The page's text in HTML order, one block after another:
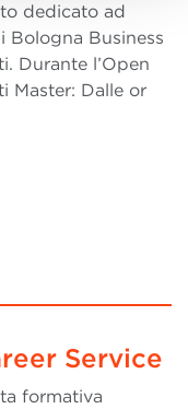
dedicato ad
Bologna Business
Durante l’Open
Master: Dalle or
Service
formativa